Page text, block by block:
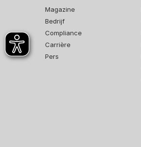
Magazine
Bedrijf
Compliance
Carrière
Pers